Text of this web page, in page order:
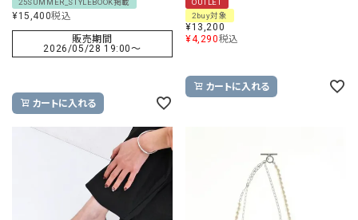
25SUMMER_STYLEBOOK掲載
¥15,400税込
販売期間
2026/05/28 19:00〜
カートに入れる
OUTLET
2buy対象
¥13,200
¥4,290税込
カートに入れる